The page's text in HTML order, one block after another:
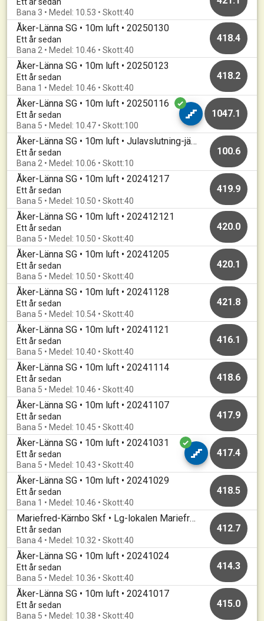
Bana 3 • Medel: 10.53 • Skott:40
Åker-Länna SG • 10m luft • 20250130
Ett år sedan
Bana 2 • Medel: 10.46 • Skott:40
418.4
Åker-Länna SG • 10m luft • 20250123
Ett år sedan
Bana 1 • Medel: 10.46 • Skott:40
418.2
Åker-Länna SG • 10m luft • 20250116
Ett år sedan
Bana 5 • Medel: 10.47 • Skott:100
1047.1
Åker-Länna SG • 10m luft • Julavslutning-jämnast vinner
Ett år sedan
Bana 2 • Medel: 10.06 • Skott:10
100.6
Åker-Länna SG • 10m luft • 20241217
Ett år sedan
Bana 5 • Medel: 10.50 • Skott:40
419.9
Åker-Länna SG • 10m luft • 202412121
Ett år sedan
Bana 5 • Medel: 10.50 • Skott:40
420.0
Åker-Länna SG • 10m luft • 20241205
Ett år sedan
Bana 5 • Medel: 10.50 • Skott:40
420.1
Åker-Länna SG • 10m luft • 20241128
Ett år sedan
Bana 5 • Medel: 10.54 • Skott:40
421.8
Åker-Länna SG • 10m luft • 20241121
Ett år sedan
Bana 5 • Medel: 10.40 • Skott:40
416.1
Åker-Länna SG • 10m luft • 20241114
Ett år sedan
Bana 5 • Medel: 10.46 • Skott:40
418.6
Åker-Länna SG • 10m luft • 20241107
Ett år sedan
Bana 5 • Medel: 10.45 • Skott:40
417.9
Åker-Länna SG • 10m luft • 20241031
Ett år sedan
Bana 5 • Medel: 10.43 • Skott:40
417.4
Åker-Länna SG • 10m luft • 20241029
Ett år sedan
Bana 1 • Medel: 10.46 • Skott:40
418.5
Mariefred-Kärnbo Skf • Lg-lokalen Mariefred • Mariefredsluft
Ett år sedan
Bana 4 • Medel: 10.32 • Skott:40
412.7
Åker-Länna SG • 10m luft • 20241024
Ett år sedan
Bana 5 • Medel: 10.36 • Skott:40
414.3
Åker-Länna SG • 10m luft • 20241017
Ett år sedan
Bana 5 • Medel: 10.38 • Skott:40
415.0